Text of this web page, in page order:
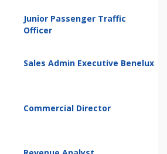
Junior Passenger Traffic
Officer
Sales Admin Executive Benelux
Commercial Director